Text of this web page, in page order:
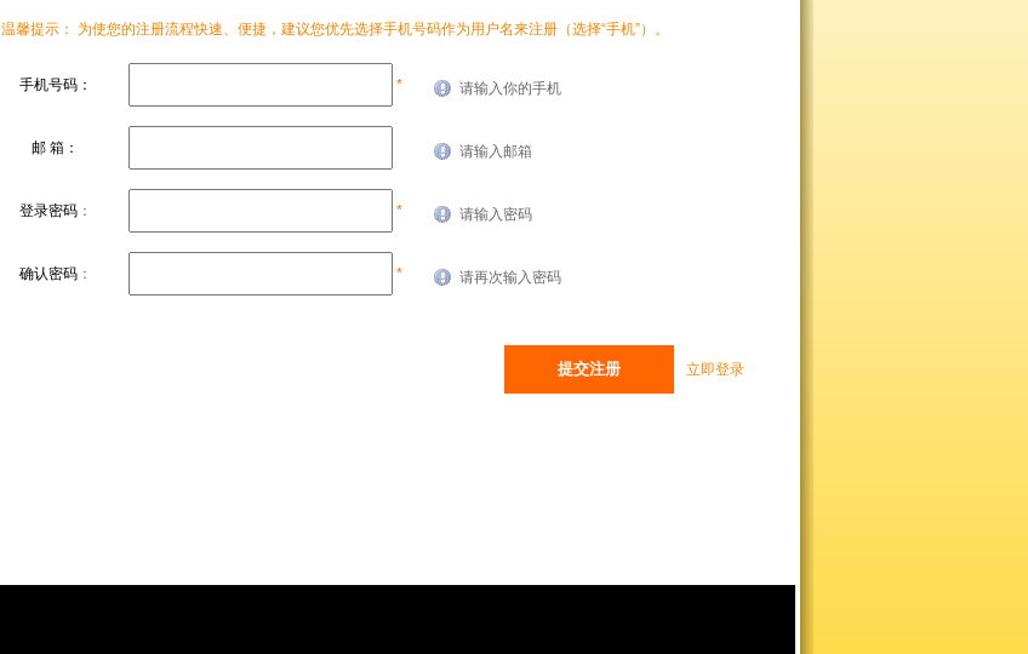
温馨提示： 为使您的注册流程快速、便捷，建议您优先选择手机号码作为用户名来注册（选择“手机”）。
手机号码： * 请输入你的手机
邮 箱： 请输入邮箱
登录密码： * 请输入密码
确认密码： * 请再次输入密码
立即登录